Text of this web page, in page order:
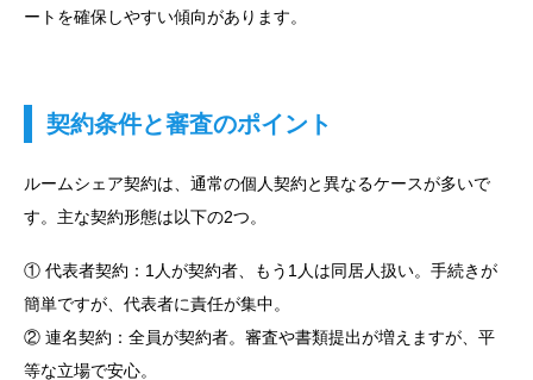
ートを確保しやすい傾向があります。
契約条件と審査のポイント
ルームシェア契約は、通常の個人契約と異なるケースが多いで
す。主な契約形態は以下の2つ。
① 代表者契約：1人が契約者、もう1人は同居人扱い。手続きが
簡単ですが、代表者に責任が集中。
② 連名契約：全員が契約者。審査や書類提出が増えますが、平
等な立場で安心。